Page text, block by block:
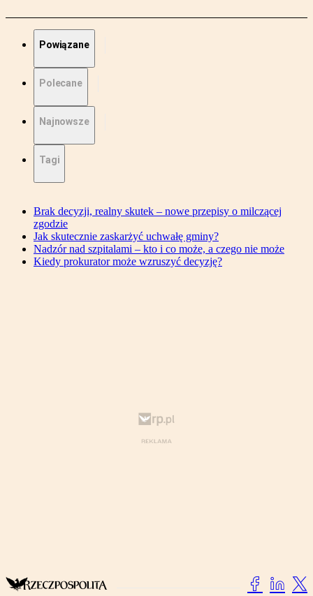
Powiązane
Polecane
Najnowsze
Tagi
Brak decyzji, realny skutek – nowe przepisy o milczącej
zgodzie
Jak skutecznie zaskarżyć uchwałę gminy?
Nadzór nad szpitalami – kto i co może, a czego nie może
Kiedy prokurator może wzruszyć decyzję?